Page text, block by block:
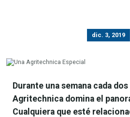
dic. 3, 2019
Durante una semana cada dos
Agritechnica domina el
Cualquiera que esté